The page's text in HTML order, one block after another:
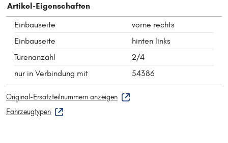
Artikel-Eigenschaften
Einbauseite
vorne rechts
Einbauseite
hinten links
Türenanzahl
2/4
nur in Verbindung mit
54386
Original-Ersatzteilnummern anzeigen
Fahrzeugtypen